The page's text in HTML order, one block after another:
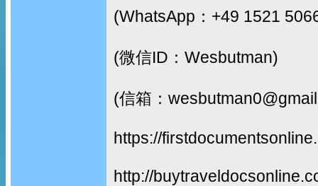
(WhatsApp：+49 1521
(微信ID：Wesbutman)
(信箱：
https://
http://